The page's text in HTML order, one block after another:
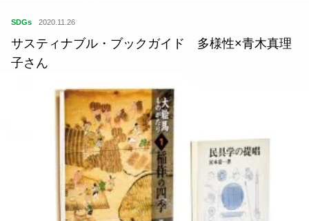
SDGs 2020.11.26
サスティナブル・ブックガイド 多様性×青木真理
子さん